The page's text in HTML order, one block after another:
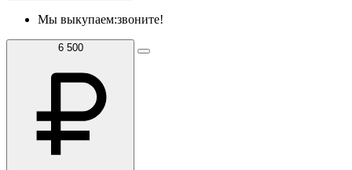
Мы выкупаем:звоните!
6 500